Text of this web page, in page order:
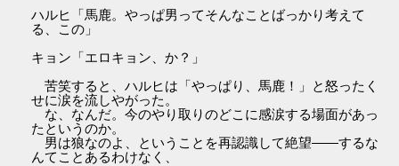
ハルヒ「馬鹿。やっぱ男ってそんなことばっかり考えて
る、この」
キョン「エロキョン、か？」
苦笑すると、ハルヒは「やっぱり、馬鹿！」と怒ったく
せに涙を流しやがった。
な、なんだ。今のやり取りのどこに感涙する場面があっ
たというのか。
男は狼なのよ、ということを再認識して絶望――するな
んてことあるわけなく、